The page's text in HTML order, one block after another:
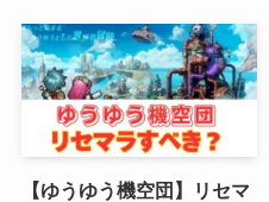
【ゆうゆう機空団】リセマ